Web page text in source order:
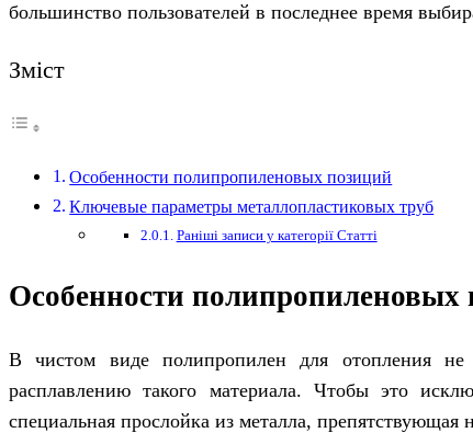
большинство пользователей в последнее время
Зміст
Особенности полипропиленовых позиций
Ключевые параметры металлопластиковых труб
Раніші записи у категорії Статті
Особенности полипропиленовых
В чистом виде полипропилен для отопления не
расплавлению такого материала. Чтобы это
специальная прослойка из металла,